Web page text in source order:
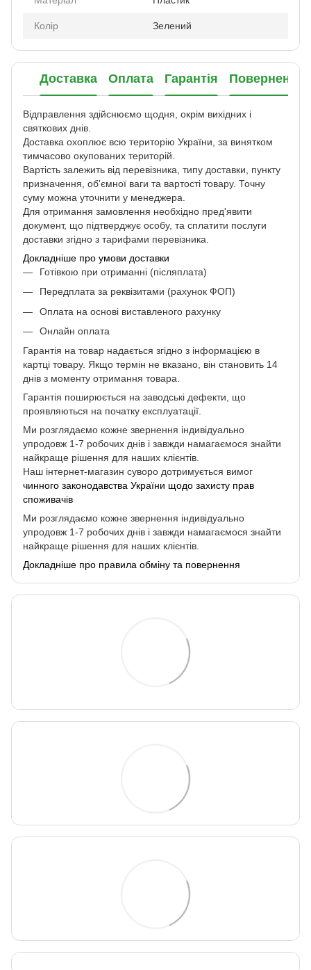
Колір Зелений
Доставка Оплата Гарантія Повернення
Відправлення здійснюємо щодня, окрім вихідних і
святкових днів.
Доставка охоплює всю територію України, за винятком
тимчасово окупованих територій.
Вартість залежить від перевізника, типу доставки, пункту
призначення, об'ємної ваги та вартості товару. Точну
суму можна уточнити у менеджера.
Для отримання замовлення необхідно пред'явити
документ, що підтверджує особу, та сплатити послуги
доставки згідно з тарифами перевізника.
Докладніше про умови доставки
Готівкою при отриманні (післяплата)
Передплата за реквізитами (рахунок ФОП)
Оплата на основі виставленого рахунку
Онлайн оплата
Гарантія на товар надається згідно з інформацією в
картці товару. Якщо термін не вказано, він становить 14
днів з моменту отримання товара.
Гарантія поширюється на заводські дефекти, що
проявляються на початку експлуатації.
Ми розглядаємо кожне звернення індивідуально
упродовж 1-7 робочих днів і завжди намагаємося знайти
найкраще рішення для наших клієнтів.
Наш інтернет-магазин суворо дотримується вимог
чинного законодавства України щодо захисту прав
споживачів
Ми розглядаємо кожне звернення індивідуально
упродовж 1-7 робочих днів і завжди намагаємося знайти
найкраще рішення для наших клієнтів.
Докладніше про правила обміну та повернення